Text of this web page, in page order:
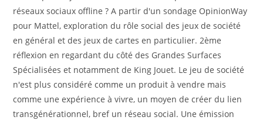
réseaux sociaux offline ? A partir d'un sondage OpinionWay
pour Mattel, exploration du rôle social des jeux de société
en général et des jeux de cartes en particulier. 2ème
réflexion en regardant du côté des Grandes Surfaces
Spécialisées et notamment de King Jouet. Le jeu de société
n'est plus considéré comme un produit à vendre mais
comme une expérience à vivre, un moyen de créer du lien
transgénérationnel, bref un réseau social. Une émission